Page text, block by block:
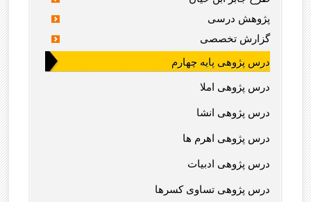
پژوهش درسی
گزارش تخصصی
درس پژوهی پایه چهارم
درس پژوهی املا
درس پژوهی انشا
درس پژوهی اهرم ها
درس پژوهی ادبیات
درس پژوهی تساوی کسرها